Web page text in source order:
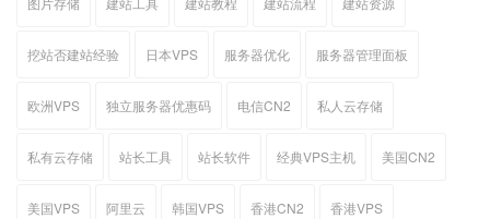
挖站否建站经验 日本VPS 服务器优化 服务器管理面板
欧洲VPS 独立服务器优惠码 电信CN2 私人云存储
私有云存储 站长工具 站长软件 经典VPS主机 美国CN2
美国VPS 阿里云 韩国VPS 香港CN2 香港VPS